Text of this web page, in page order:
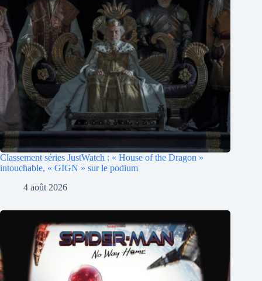
Classement séries JustWatch : « House of the Dragon »
intouchable, « GIGN » sur le podium
4 août 2026